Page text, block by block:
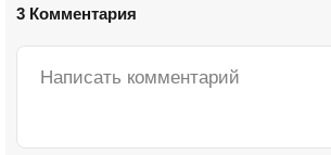
3 Комментария